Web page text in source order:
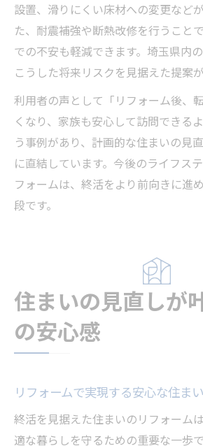
設置、滑りにくい床材への変更など
た、耐震補強や断熱改修を行うこと
での不安も軽減できます。埼玉県内
こうした将来リスクを見据えた提案
利用者の声として「リフォーム後、
くなり、家族も安心して訪問できる
う事例があり、計画的な住まいの見
に直結しています。今後のライフス
フォームは、終活をより前向きに進
段です。
住まいの見直しが
の安心感
リフォームで実現する安心な住ま
終活を見据えた住まいのリフォーム
適な暮らしを守るための重要な一歩